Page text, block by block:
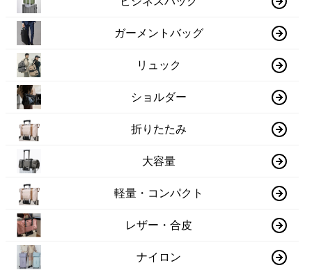
ガーメントバッグ
リュック
ショルダー
折りたたみ
大容量
軽量・コンパクト
レザー・合皮
ナイロン